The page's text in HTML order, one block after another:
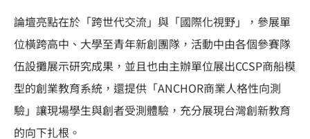
論壇亮點在於「跨世代交流」與「國際化視野」，參展單
位橫跨高中、大學至青年新創團隊，活動中由各個參賽隊
伍設攤展示研究成果，並且也由主辦單位展出CCSP商船模
型的創業教育系統，還提供「ANCHOR商業人格性向測
驗」讓現場學生與創者受測體驗，充分展現台灣創新教育
的向下扎根。